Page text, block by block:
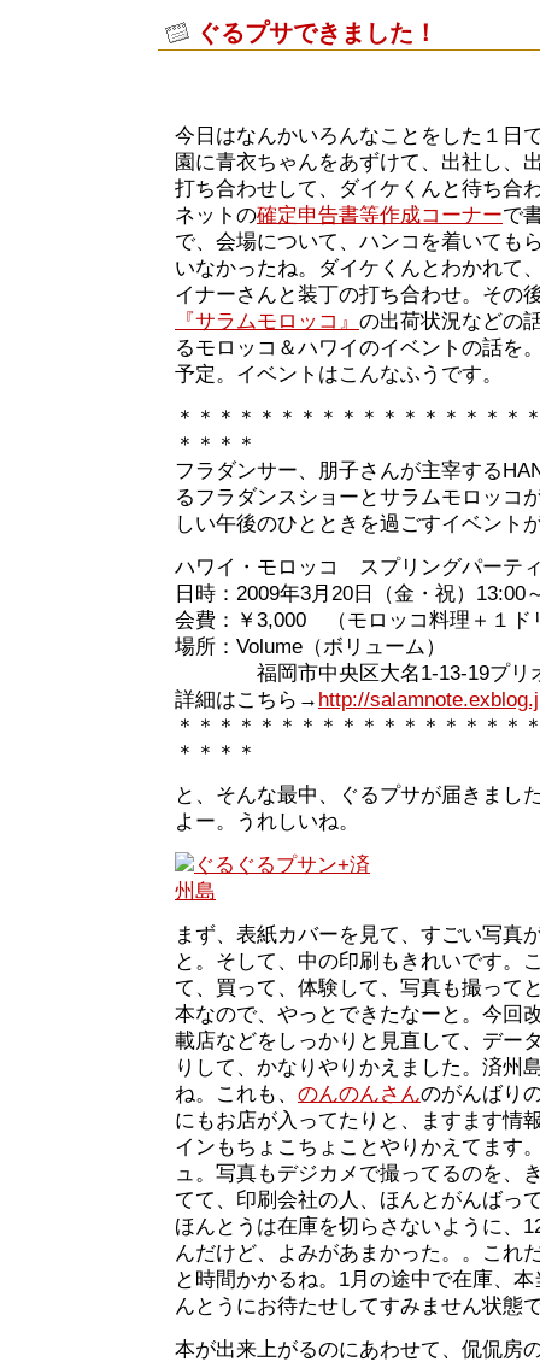
ぐるプサできました！
今日はなんかいろんなことをした１日
園に青衣ちゃんをあずけて、出社し、
打ち合わせして、ダイケくんと待ち合
ネットの確定申告書等作成コーナーで
で、会場について、ハンコを着いても
いなかったね。ダイケくんとわかれて
イナーさんと装丁の打ち合わせ。その
『サラムモロッコ』 の出荷状況などの
るモロッコ＆ハワイのイベントの話を
予定。イベントはこんなふうです。
＊＊＊＊＊＊＊＊＊＊＊＊＊＊＊＊＊
＊＊＊＊
フラダンサー、朋子さんが主宰する
るフラダンスショーとサラムモロッコ
しい午後のひとときを過ごすイベント
ハワイ・モロッコ スプリングパーテ
日時：2009年3月20日（金・祝）13:00
会費：￥3,000 （モロッコ料理＋１ド
場所：Volume（ボリューム）
福岡市中央区大名1-13-19プリ
詳細はこちら→ http://
＊＊＊＊＊＊＊＊＊＊＊＊＊＊＊＊＊
＊＊＊＊
と、そんな最中、ぐるプサが届きまし
よー。うれしいね。
まず、表紙カバーを見て、すごい写真
と。そして、中の印刷もきれいです。
て、買って、体験して、写真も撮って
本なので、やっとできたなーと。今回
載店などをしっかりと見直して、デー
りして、かなりやりかえました。済州
ね。これも、 のんのんさんのがんばり
にもお店が入ってたりと、ますます情
インもちょこちょことやりかえてます
ュ。写真もデジカメで撮ってるのを、
てて、印刷会社の人、ほんとがんばっ
ほんとうは在庫を切らさないように、
んだけど、よみがあまかった。。これ
と時間かかるね。1月の途中で在庫、
んとうにお待たせしてすみません状態
本が出来上がるのにあわせて、侃侃房